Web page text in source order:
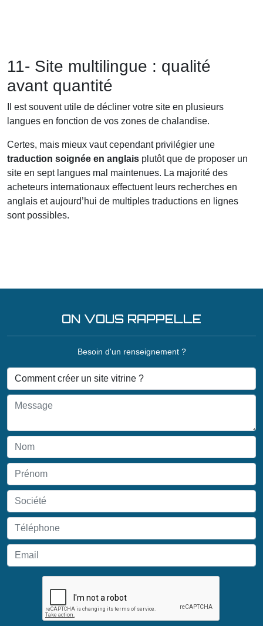
11- Site multilingue : qualité
avant quantité
Il est souvent utile de décliner votre site en plusieurs
langues en fonction de vos zones de chalandise.
Certes, mais mieux vaut cependant privilégier une
traduction soignée en anglais plutôt que de proposer un
site en sept langues mal maintenues. La majorité des
acheteurs internationaux effectuent leurs recherches en
anglais et aujourd’hui de multiples traductions en lignes
sont possibles.
ON VOUS RAPPELLE
Besoin d'un renseignement ?